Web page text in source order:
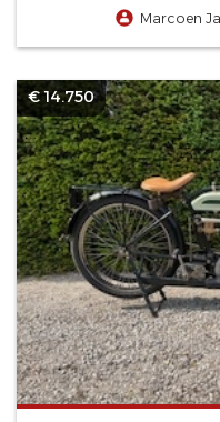
Marcoen
€ 14.750